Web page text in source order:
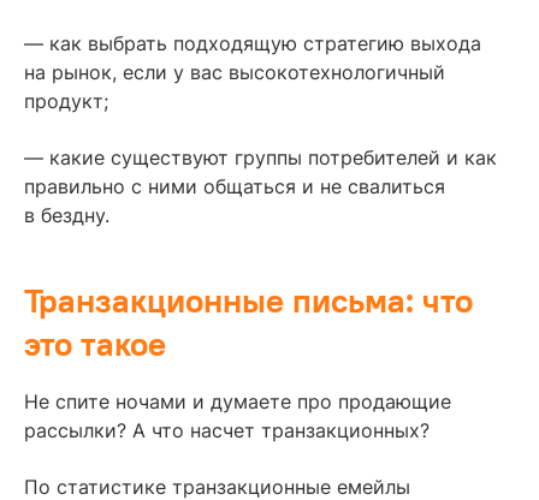
— как выбрать подходящую стратегию выхода
на рынок, если у вас высокотехнологичный
продукт;
— какие существуют группы потребителей и как
правильно с ними общаться и не свалиться
в бездну.
Транзакционные письма: что
это такое
Не спите ночами и думаете про продающие
рассылки? А что насчет транзакционных?
По статистике транзакционные емейлы